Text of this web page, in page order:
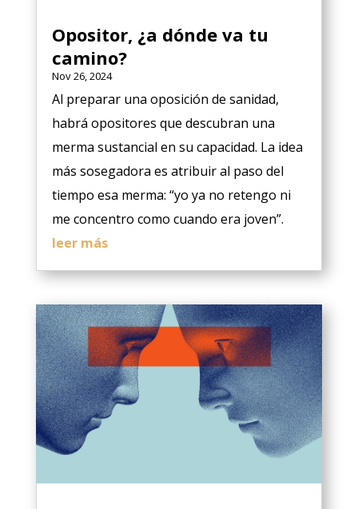
Opositor, ¿a dónde va tu
camino?
Nov 26, 2024
Al preparar una oposición de sanidad,
habrá opositores que descubran una
merma sustancial en su capacidad. La idea
más sosegadora es atribuir al paso del
tiempo esa merma: “yo ya no retengo ni
me concentro como cuando era joven”.
leer más